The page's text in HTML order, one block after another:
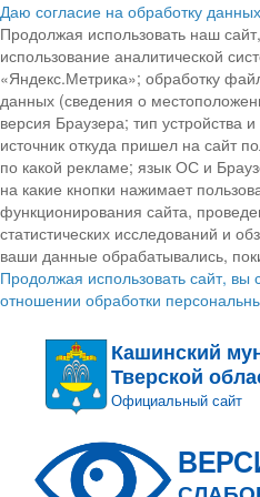
Даю согласие на обработку данных
Продолжая использовать наш
использование аналитической
«Яндекс.Метрика»; обработку
данных (сведения о
версия Браузера; тип устройства
источник откуда пришел на сайт
по какой рекламе; язык ОС и
на какие кнопки нажимает
функционирования сайта,
статистических исследований и
ваши данные обрабатывались,
Продолжая использовать сайт, вы
отношении обработки